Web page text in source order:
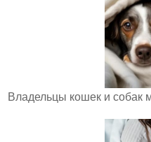
Владельцы кошек и собак